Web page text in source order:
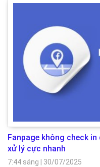
Fanpage không check
xử lý cực nhanh
7:44 sáng 30/07/2025